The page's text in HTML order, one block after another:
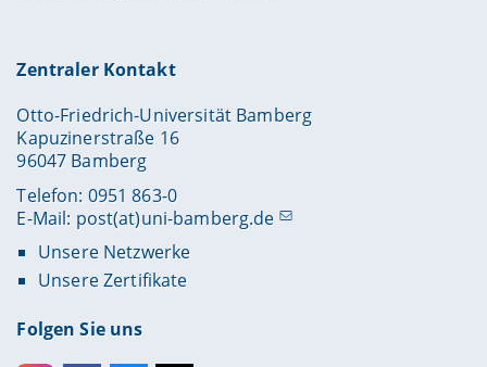
Zentraler Kontakt
Otto-Friedrich-Universität Bamberg
Kapuzinerstraße 16
96047 Bamberg
Telefon: 0951 863-0
E-Mail: post(at)uni-bamberg.de
Unsere Netzwerke
Unsere Zertifikate
Folgen Sie uns